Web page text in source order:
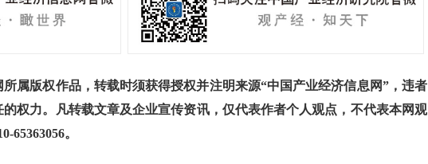
版权作品，转载时须获得授权并注明来源“中国产业经济信息网”，违者
权力。凡转载文章及企业宣传资讯，仅代表作者个人观点，不代表本网观
65363056。